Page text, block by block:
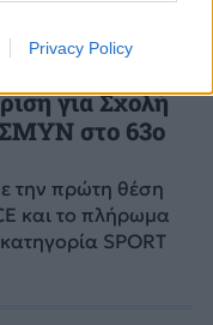
Privacy Policy
για Σχολή
στο 63ο
την πρώτη θέση
και το πλήρωμα
SPORT